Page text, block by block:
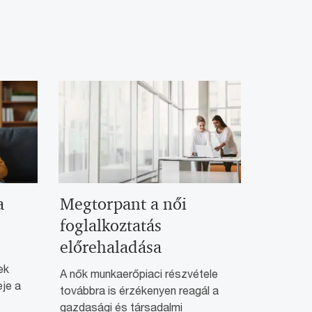
a
Megtorpant a női
foglalkoztatás
előrehaladása
A nők munkaerőpiaci részvétele
továbbra is érzékenyen reagál a
gazdasági és társadalmi